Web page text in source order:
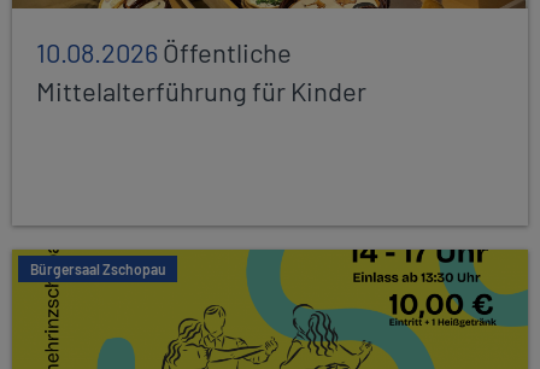
10.08.2026Öffentliche
Mittelalterführung für Kinder
Bürgersaal Zschopau